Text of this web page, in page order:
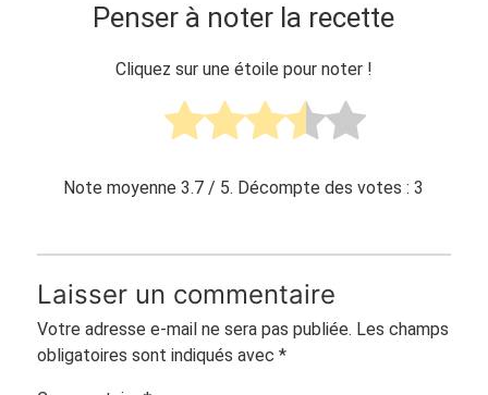
Penser à noter la recette
Cliquez sur une étoile pour noter !
Note moyenne3.7 / 5. Décompte des votes :3
Laisser un commentaire
Votre adresse e-mail ne sera pas publiée. Les champs
obligatoires sont indiqués avec *